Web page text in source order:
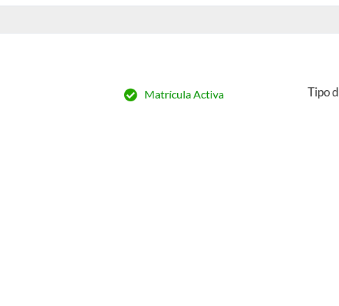
Matrícula Activa Tipo